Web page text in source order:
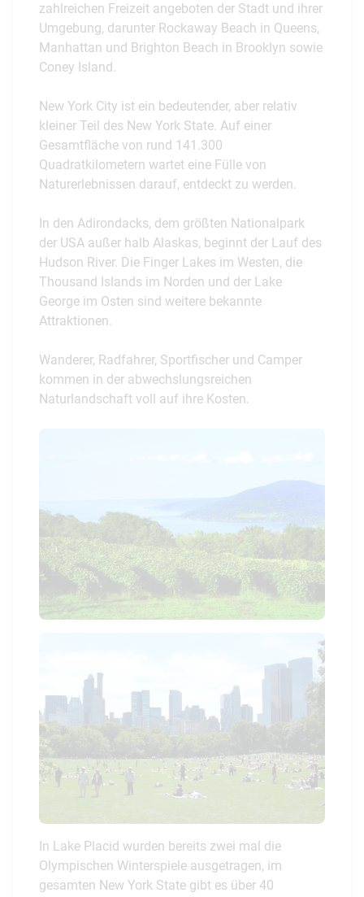
zahlreichen Freizeit angeboten der Stadt und ihrer
Umgebung, darunter Rockaway Beach in Queens,
Manhattan und Brighton Beach in Brooklyn sowie
Coney Island.
New York City ist ein bedeutender, aber relativ
kleiner Teil des New York State. Auf einer
Gesamtfläche von rund 141.300
Quadratkilometern wartet eine Fülle von
Naturerlebnissen darauf, entdeckt zu werden.
In den Adirondacks, dem größten Nationalpark
der USA außer halb Alaskas, beginnt der Lauf des
Hudson River. Die Finger Lakes im Westen, die
Thousand Islands im Norden und der Lake
George im Osten sind weitere bekannte
Attraktionen.
Wanderer, Radfahrer, Sportfischer und Camper
kommen in der abwechslungsreichen
Naturlandschaft voll auf ihre Kosten.
In Lake Placid wurden bereits zwei mal die
Olympischen Winterspiele ausgetragen, im
gesamten New York State gibt es über 40